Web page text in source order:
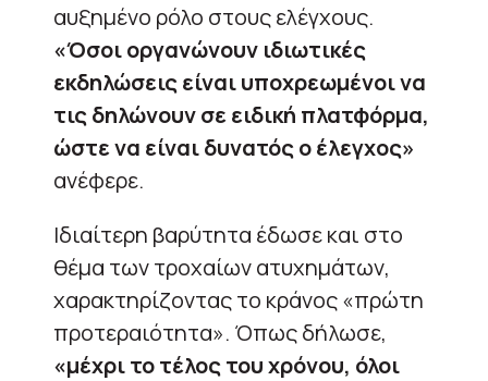
αυξημένο ρόλο στους ελέγχους.
«Όσοι οργανώνουν ιδιωτικές
εκδηλώσεις είναι υποχρεωμένοι να
τις δηλώνουν σε ειδική πλατφόρμα,
ώστε να είναι δυνατός ο έλεγχος»
ανέφερε.
Ιδιαίτερη βαρύτητα έδωσε και στο
θέμα των τροχαίων ατυχημάτων,
χαρακτηρίζοντας το κράνος «πρώτη
προτεραιότητα». Όπως δήλωσε,
«μέχρι το τέλος του χρόνου, όλοι